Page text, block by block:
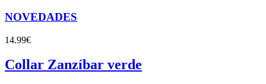
NOVEDADES
14.99€
Collar Zanzíbar verde